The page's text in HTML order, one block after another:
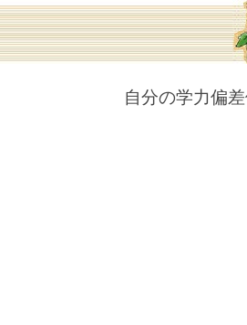
自分の学力偏